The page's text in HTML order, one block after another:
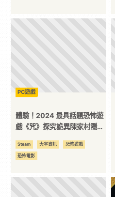
PC遊戲
體驗！2024 最具話題恐怖遊
戲《咒》探究詭異陳家村隱藏
Steam 大宇資訊 恐怖遊戲
恐怖電影